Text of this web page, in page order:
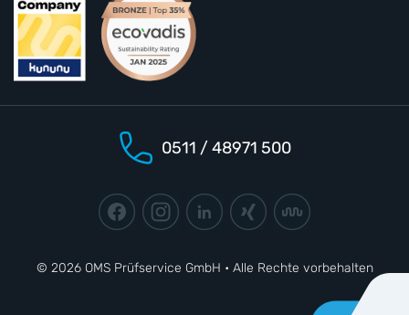
0511 / 48971 500
© 2026 OMS Prüfservice GmbH • Alle Rechte vorbehalten